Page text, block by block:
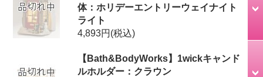
体：ホリデーエントリーウェイナイト
ライト
4,893円(税込)
【Bath&BodyWorks】1wickキャンド
ルホルダー：クラウン